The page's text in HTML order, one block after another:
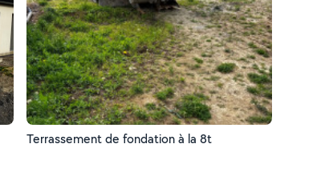
Terrassement de fondation à la 8t